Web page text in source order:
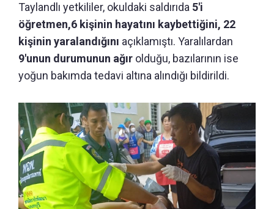
Taylandlı yetkililer, okuldaki saldırıda 5'i
öğretmen,6 kişinin hayatını kaybettiğini, 22
kişinin yaralandığını açıklamıştı. Yaralılardan
9'unun durumunun ağır olduğu, bazılarının ise
yoğun bakımda tedavi altına alındığı bildirildi.